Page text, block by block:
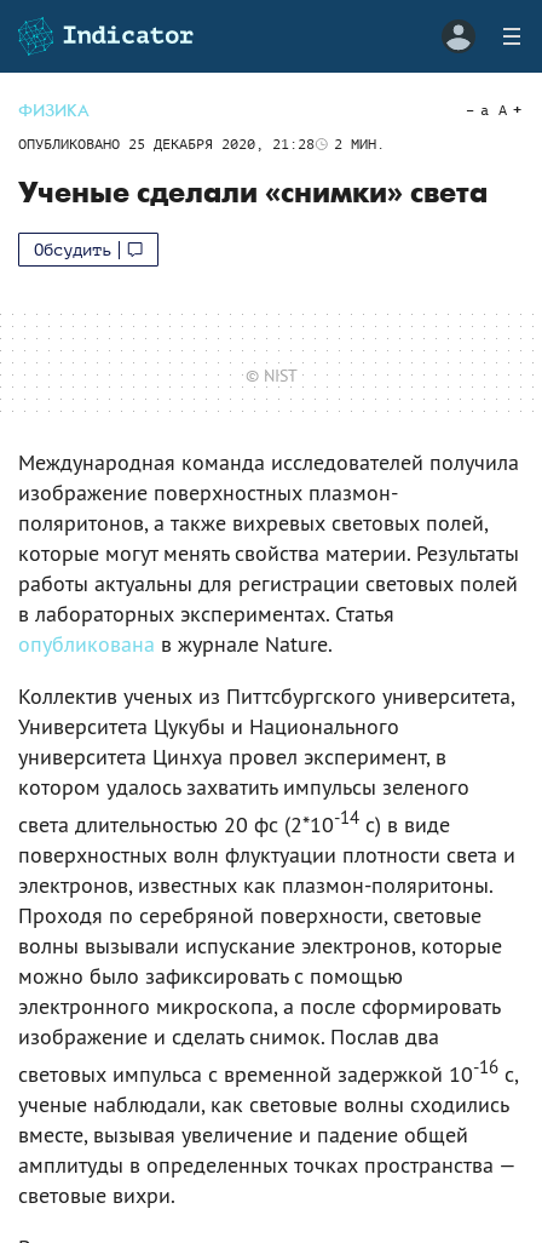
ФИЗИКА
ОПУБЛИКОВАНО 25 ДЕКАБРЯ 2020, 21:28 2 МИН.
a A
Ученые сделали «снимки» света
Обсудить
© NIST
Международная команда исследователей получила
изображение поверхностных плазмон-
поляритонов, а также вихревых световых полей,
которые могут менять свойства материи. Результаты
работы актуальны для регистрации световых полей
в лабораторных экспериментах. Статья
опубликована в журнале Nature.
Коллектив ученых из Питтсбургского университета,
Университета Цукубы и Национального
университета Цинхуа провел эксперимент, в
котором удалось захватить импульсы зеленого
света длительностью 20 фс (2*10-14 с) в виде
поверхностных волн флуктуации плотности света и
электронов, известных как плазмон-поляритоны.
Проходя по серебряной поверхности, световые
волны вызывали испускание электронов, которые
можно было зафиксировать с помощью
электронного микроскопа, а после сформировать
изображение и сделать снимок. Послав два
световых импульса с временной задержкой 10-16 с,
ученые наблюдали, как световые волны сходились
вместе, вызывая увеличение и падение общей
амплитуды в определенных точках пространства —
световые вихри.